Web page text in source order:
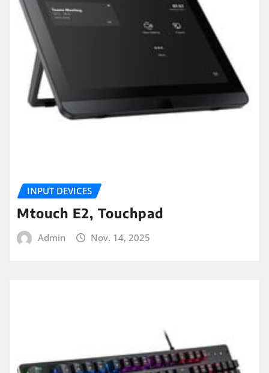
INPUT DEVICES
Mtouch E2, Touchpad
Admin Nov. 14, 2025